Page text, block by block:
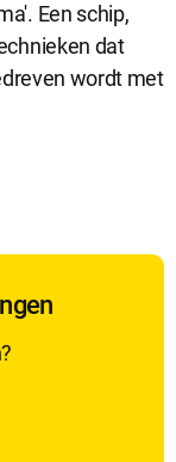
Een schip,
dat
wordt met